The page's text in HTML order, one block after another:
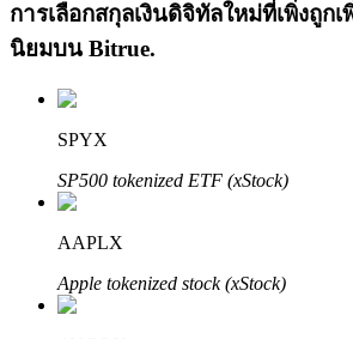
เรียนรู้ Staking
เรียนรู้เกี่ยวกับการสร้างรายได้แบบพ
Bitrue AI
การเลือกสกุลเงินดิจิทัลใหม่ที่เพิ่งถูก
นิยมบน Bitrue.
SPYX
SP500 tokenized ETF (xStock)
AAPLX
Apple tokenized stock (xStock)